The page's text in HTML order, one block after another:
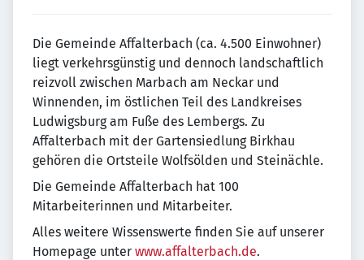
Die Gemeinde Affalterbach (ca. 4.500 Einwohner)
liegt verkehrsgünstig und dennoch landschaftlich
reizvoll zwischen Marbach am Neckar und
Winnenden, im östlichen Teil des Landkreises
Ludwigsburg am Fuße des Lembergs. Zu
Affalterbach mit der Gartensiedlung Birkhau
gehören die Ortsteile Wolfsölden und Steinächle.
Die Gemeinde Affalterbach hat 100
Mitarbeiterinnen und Mitarbeiter.
Alles weitere Wissenswerte finden Sie auf unserer
Homepage unter www.affalterbach.de.